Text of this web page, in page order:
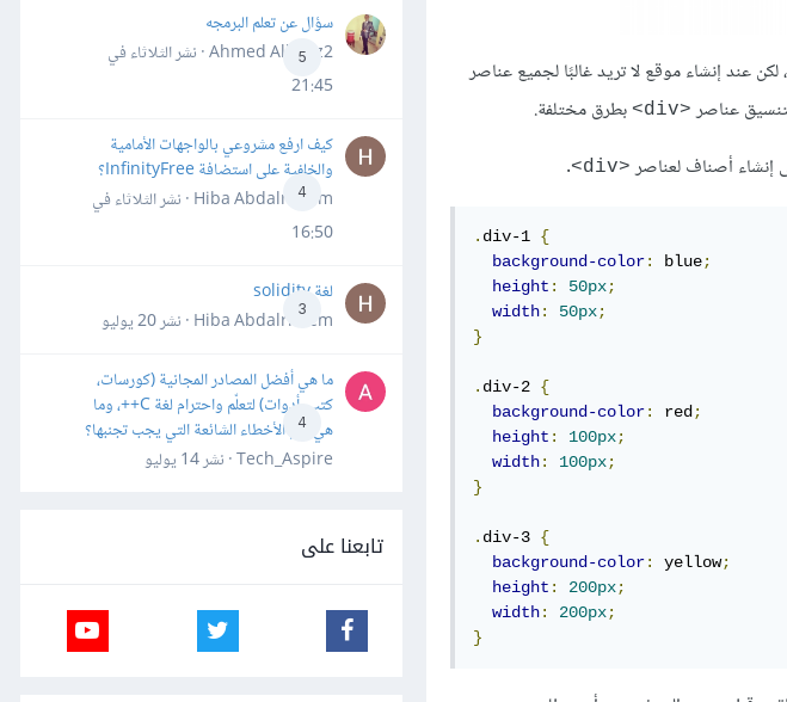
عند إنشاء موقع لا تريد غالبًا لجميع عناصر
عناصر <div>
بطرق مختلفة.
<div>
.
. div-1 {
background-color: blue;
height : 50px;
width: 50px;
}
. div-2 {
background-color: red;
height : 100px;
width: 100px;
}
. div-3 {
background-color: yellow;
height : 200px;
width: 200px;
}
5
سؤال عن تعلم البرمجه
Ahmed Alhafiz2 · نشر
الثلاثاء في
21:45
4
كيف ارفع مشروعي بالواجهات الأمامية
والخلفية على استضافة InfinityFree؟
Hiba Abdalrheem · نشر
الثلاثاء في
16:50
3
لغة solidity
Hiba Abdalrheem · نشر
20 يوليو
4
ما هي أفضل المصادر المجانية (كورسات،
كتب، أدوات) لتعلّم واحترام لغة C++، وما
هي أهم الأخطاء الشائعة التي يجب تجنبها؟
Tech_Aspire · نشر
14 يوليو
تابعنا على